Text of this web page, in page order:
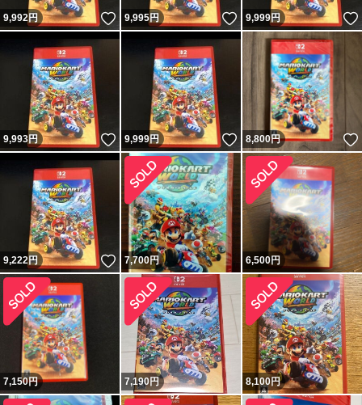
9,992円 いいね！
9,995円 いいね！
9,999円
9,993円 いいね！
9,999円 いいね！
8,800円
9,222円 いいね！
7,700円 6,500円
7,150円 7,190円 8,100円